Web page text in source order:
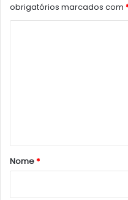
obrigatórios marcados com
r
Nome*